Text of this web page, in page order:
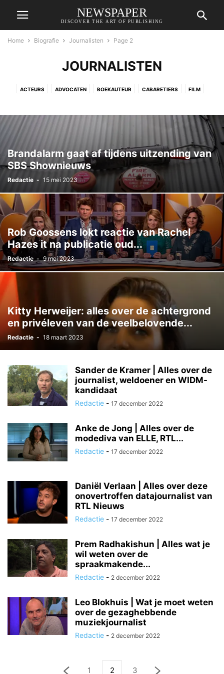
NEWSPAPER
DISCOVER THE ART OF PUBLISHING
Home Biografie Journalisten Page 2
JOURNALISTEN
ACTEURS ADVOCATEN BOEKAUTEUR CABARETIERS FILM
MEDISCH SPECIALIST MODE MODELLEN MUZIEK ONDERNEMERS
OPINIEMAKERS PRESENTATOREN REGISSEURS
YOUTUBER ZORG
Brandalarm gaat af tijdens uitzending van
SBS Shownieuws
Redactie - 15 mei 2023
Rob Goossens lokt reactie van Rachel
Hazes it na publicatie oud...
Redactie - 9 mei 2023
Kitty Herweijer: alles over de achtergrond
en privéleven van de veelbelovende...
Redactie - 18 maart 2023
Sander de Kramer | Alles over de
journalist, weldoener en WIDM-
kandidaat
Redactie - 17 december 2022
Anke de Jong | Alles over de
modediva van ELLE, RTL...
Redactie - 17 december 2022
Daniël Verlaan | Alles over deze
onovertroffen datajournalist van
RTL Nieuws
Redactie - 17 december 2022
Prem Radhakishun | Alles wat je
wil weten over de
spraakmakende...
Redactie - 2 december 2022
Leo Blokhuis | Wat je moet weten
over de gezaghebbende
muziekjournalist
Redactie - 2 december 2022
1 2 3